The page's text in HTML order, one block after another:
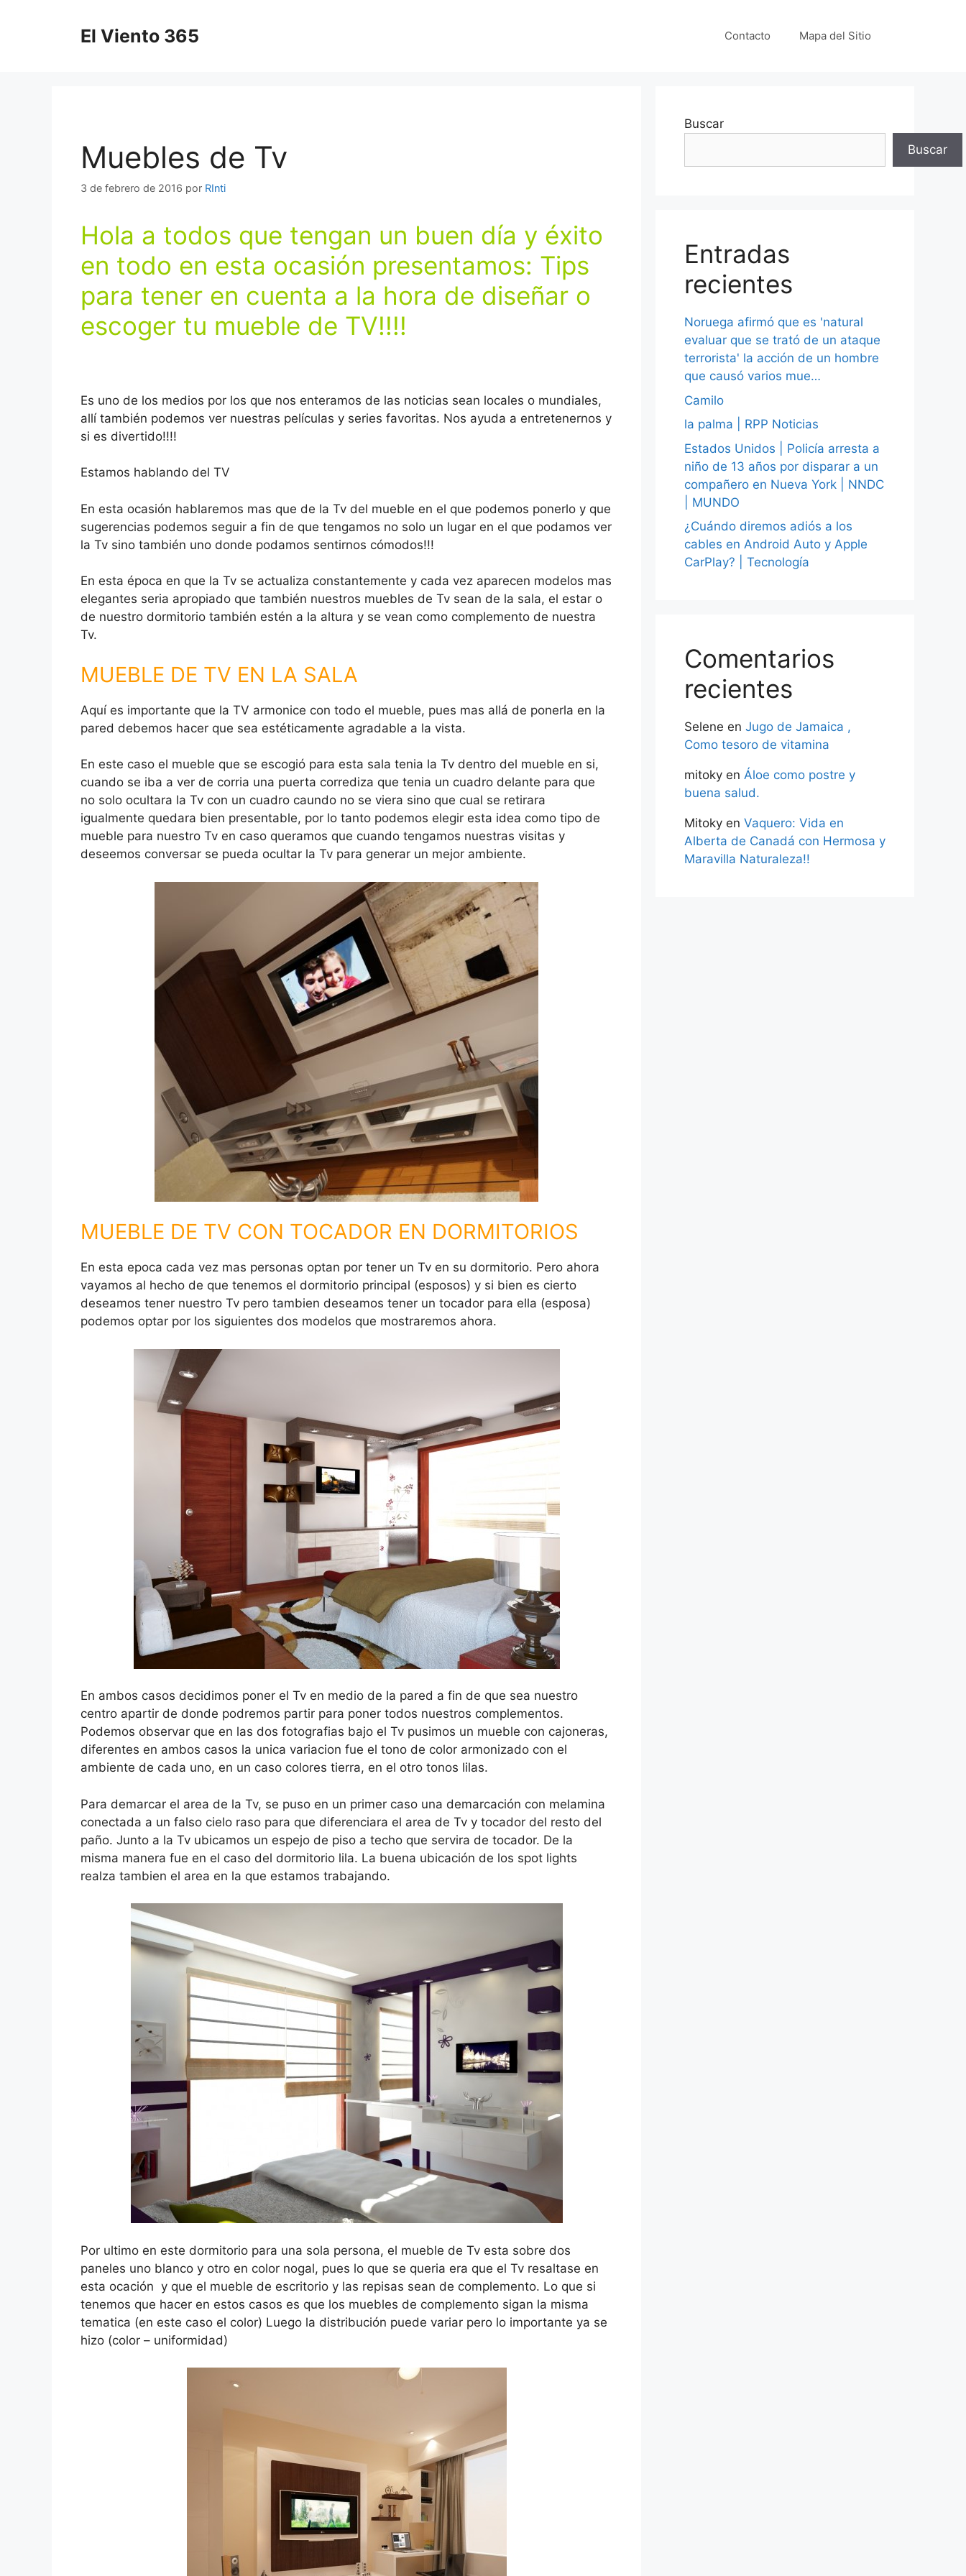
El Viento 365 Contacto Mapa del Sitio
Muebles de Tv
3 de febrero de 2016 por RInti
Hola a todos que tengan un buen día y éxito
en todo en esta ocasión presentamos: Tips
para tener en cuenta a la hora de diseñar o
escoger tu mueble de TV!!!!
Es uno de los medios por los que nos enteramos de las noticias sean locales o mundiales,
allí también podemos ver nuestras películas y series favoritas. Nos ayuda a entretenernos y
si es divertido!!!!
Estamos hablando del TV
En esta ocasión hablaremos mas que de la Tv del mueble en el que podemos ponerlo y que
sugerencias podemos seguir a fin de que tengamos no solo un lugar en el que podamos ver
la Tv sino también uno donde podamos sentirnos cómodos!!!
En esta época en que la Tv se actualiza constantemente y cada vez aparecen modelos mas
elegantes seria apropiado que también nuestros muebles de Tv sean de la sala, el estar o
de nuestro dormitorio también estén a la altura y se vean como complemento de nuestra
Tv.
MUEBLE DE TV EN LA SALA
Aquí es importante que la TV armonice con todo el mueble, pues mas allá de ponerla en la
pared debemos hacer que sea estéticamente agradable a la vista.
En este caso el mueble que se escogió para esta sala tenia la Tv dentro del mueble en si,
cuando se iba a ver de corria una puerta corrediza que tenia un cuadro delante para que
no solo ocultara la Tv con un cuadro caundo no se viera sino que cual se retirara
igualmente quedara bien presentable, por lo tanto podemos elegir esta idea como tipo de
mueble para nuestro Tv en caso queramos que cuando tengamos nuestras visitas y
deseemos conversar se pueda ocultar la Tv para generar un mejor ambiente.
MUEBLE DE TV CON TOCADOR EN DORMITORIOS
En esta epoca cada vez mas personas optan por tener un Tv en su dormitorio. Pero ahora
vayamos al hecho de que tenemos el dormitorio principal (esposos) y si bien es cierto
deseamos tener nuestro Tv pero tambien deseamos tener un tocador para ella (esposa)
podemos optar por los siguientes dos modelos que mostraremos ahora.
En ambos casos decidimos poner el Tv en medio de la pared a fin de que sea nuestro
centro apartir de donde podremos partir para poner todos nuestros complementos.
Podemos observar que en las dos fotografias bajo el Tv pusimos un mueble con cajoneras,
diferentes en ambos casos la unica variacion fue el tono de color armonizado con el
ambiente de cada uno, en un caso colores tierra, en el otro tonos lilas.
Para demarcar el area de la Tv, se puso en un primer caso una demarcación con melamina
conectada a un falso cielo raso para que diferenciara el area de Tv y tocador del resto del
paño. Junto a la Tv ubicamos un espejo de piso a techo que servira de tocador. De la
misma manera fue en el caso del dormitorio lila. La buena ubicación de los spot lights
realza tambien el area en la que estamos trabajando.
Por ultimo en este dormitorio para una sola persona, el mueble de Tv esta sobre dos
paneles uno blanco y otro en color nogal, pues lo que se queria era que el Tv resaltase en
esta ocación y que el mueble de escritorio y las repisas sean de complemento. Lo que si
tenemos que hacer en estos casos es que los muebles de complemento sigan la misma
tematica (en este caso el color) Luego la distribución puede variar pero lo importante ya se
hizo (color – uniformidad)
Buscar
Buscar
Entradas
recientes
Noruega afirmó que es 'natural
evaluar que se trató de un ataque
terrorista' la acción de un hombre
que causó varios mue…
Camilo
la palma | RPP Noticias
Estados Unidos | Policía arresta a
niño de 13 años por disparar a un
compañero en Nueva York | NNDC
| MUNDO
¿Cuándo diremos adiós a los
cables en Android Auto y Apple
CarPlay? | Tecnología
Comentarios
recientes
Selene en Jugo de Jamaica ,
Como tesoro de vitamina
mitoky en Áloe como postre y
buena salud.
Mitoky en Vaquero: Vida en
Alberta de Canadá con Hermosa y
Maravilla Naturaleza!!